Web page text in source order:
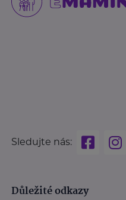
Sledujte nás:
Důležité odkazy